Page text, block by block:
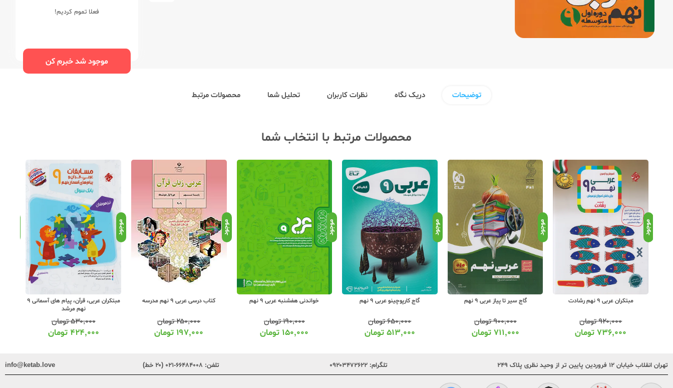
فعلا تموم کردیم!
موجود شد خبرم کن
توضیحات دریک نگاه نظرات کاربران تحلیل شما محصولات مرتبط
محصولات مرتبط با انتخاب شما
موجود
مبتکران عربی 9 نهم رشادت
۹۲۰,۰۰۰تومان
۷۳۶,۰۰۰تومان
موجود
گاج سیر تا پیاز عربی 9 نهم
۹۰۰,۰۰۰تومان
۷۱۱,۰۰۰ تومان
موجود
گاج کارپوچینو عربی 9 نهم
۶۵۰,۰۰۰تومان
۵۱۳,۰۰۰ تومان
موجود
خواندنی هفشنبه عربی 9 نهم
۱۹۰,۰۰۰تومان
۱۵۰,۰۰۰ تومان
موجود
کتاب درسی عربی 9 نهم مدرسه
۲۵۰,۰۰۰تومان
۱۹۷,۰۰۰ تومان
موجود
مبتکران عربی، قرآن، پیام های آسمانی 9
نهم مرشد
۵۳۰,۰۰۰تومان
۴۲۴,۰۰۰ تومان
تهران انقلاب خیابان ۱۲ فروردین پایین تر از وحید نظری پلاک ۲۴۹ تلگرام: ۰۹۲۰۳۴۷۲۶۲۲ تلفن: ۶۶۴۸۴۰۰۸-۰۲۱ (۲۰ خط) info@ketab.love